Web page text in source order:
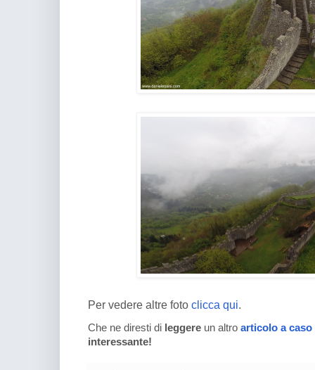
Per vedere altre foto clicca qui.
Che ne diresti di leggere un altro articolo a caso
interessante!